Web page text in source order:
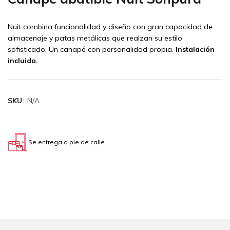
Nuit combina funcionalidad y diseño con gran capacidad de
almacenaje y patas metálicas que realzan su estilo
sofisticado. Un canapé con personalidad propia. Instalación
incluida.
SKU: N/A
Se entrega a pie de calle